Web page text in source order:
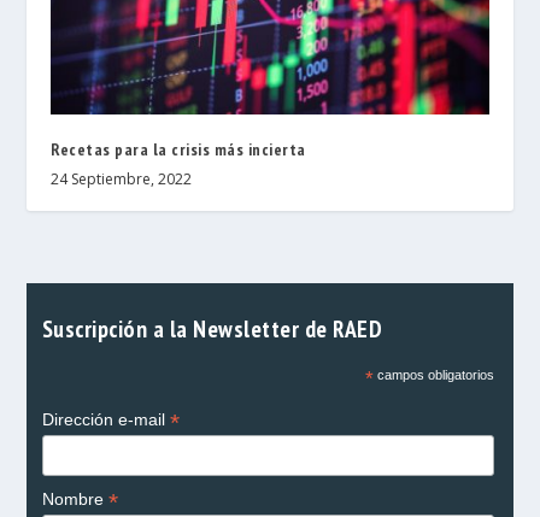
Recetas para la crisis más incierta
24 Septiembre, 2022
Suscripción a la Newsletter de RAED
*campos obligatorios
Dirección e-mail *
Nombre *